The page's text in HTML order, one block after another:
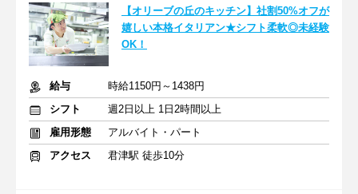
【オリーブの丘のキッチン】社割50%オフが
嬉しい本格イタリアン★シフト柔軟◎未経験
OK！
給与
時給1150円～1438円
シフト
週2日以上 1日2時間以上
雇用形態
アルバイト・パート
アクセス
君津駅 徒歩10分